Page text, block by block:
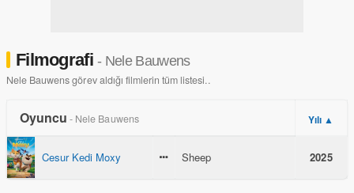
Filmografi- Nele Bauwens
Nele Bauwens görev aldığı filmlerin tüm listesi..
Oyuncu - Nele Bauwens Yılı ▲
Cesur Kedi Moxy Sheep 2025